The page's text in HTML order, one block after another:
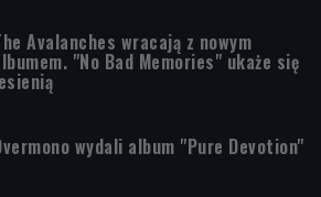
Avalanches wracają z nowym
"No Bad Memories" ukaże się
wydali album "Pure Devotion"